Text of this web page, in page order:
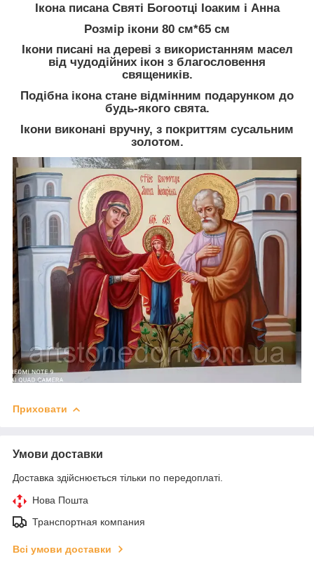
Ікона писана Святі Богоотці Іоаким і Анна
Розмір ікони 80 см*65 см
Ікони писані на дереві з використанням масел
від чудодійних ікон з благословення
священиків.
Подібна ікона стане відмінним подарунком до
будь-якого свята.
Ікони виконані вручну, з покриттям сусальним
золотом.
Приховати
Умови доставки
Доставка здійснюється тільки по передоплаті.
Нова Пошта
Транспортная компания
Всі умови доставки